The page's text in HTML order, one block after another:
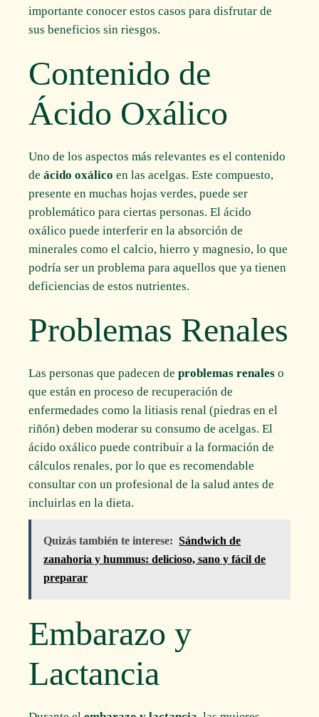
importante conocer estos casos para disfrutar de
sus beneficios sin riesgos.
Contenido de
Ácido Oxálico
Uno de los aspectos más relevantes es el contenido
deácido oxálico en las acelgas. Este compuesto,
presente en muchas hojas verdes, puede ser
problemático para ciertas personas. El ácido
oxálico puede interferir en la absorción de
minerales como el calcio, hierro y magnesio, lo que
podría ser un problema para aquellos que ya tienen
deficiencias de estos nutrientes.
Problemas Renales
Las personas que padecen deproblemas renales o
que están en proceso de recuperación de
enfermedades como la litiasis renal (piedras en el
riñón) deben moderar su consumo de acelgas. El
ácido oxálico puede contribuir a la formación de
cálculos renales, por lo que es recomendable
consultar con un profesional de la salud antes de
incluirlas en la dieta.
Quizás también te interese: Sándwich de
zanahoria y hummus: delicioso, sano y fácil de
preparar
Embarazo y
Lactancia